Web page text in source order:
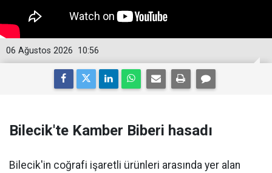
10:56
06 Ağustos 2026
Bilecik'te Kamber Biberi hasadı
Bilecik'in coğrafi işaretli ürünleri arasında yer alan